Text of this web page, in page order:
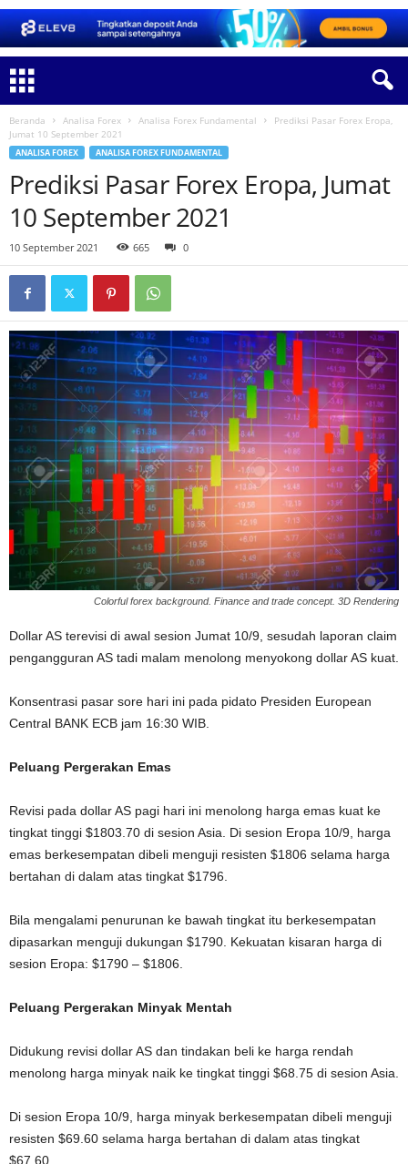
Beranda Analisa Forex Analisa Forex Fundamental
Prediksi Pasar Forex Eropa,
Jumat 10 September 2021
ANALISA FOREX ANALISA FOREX FUNDAMENTAL
Prediksi Pasar Forex Eropa, Jumat
10 September 2021
10 September 2021 665 0
Colorful forex background. Finance and trade concept. 3D Rendering
Dollar AS terevisi di awal sesion Jumat 10/9, sesudah laporan claim
pengangguran AS tadi malam menolong menyokong dollar AS kuat.
Konsentrasi pasar sore hari ini pada pidato Presiden European
Central BANK ECB jam 16:30 WIB.
Peluang Pergerakan Emas
Revisi pada dollar AS pagi hari ini menolong harga emas kuat ke
tingkat tinggi $1803.70 di sesion Asia. Di sesion Eropa 10/9, harga
emas berkesempatan dibeli menguji resisten $1806 selama harga
bertahan di dalam atas tingkat $1796.
Bila mengalami penurunan ke bawah tingkat itu berkesempatan
dipasarkan menguji dukungan $1790. Kekuatan kisaran harga di
sesion Eropa: $1790 – $1806.
Peluang Pergerakan Minyak Mentah
Didukung revisi dollar AS dan tindakan beli ke harga rendah
menolong harga minyak naik ke tingkat tinggi $68.75 di sesion Asia.
Di sesion Eropa 10/9, harga minyak berkesempatan dibeli menguji
resisten $69.60 selama harga bertahan di dalam atas tingkat
$67.60.